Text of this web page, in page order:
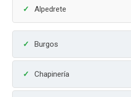
Alpedrete
Burgos
Chapinería